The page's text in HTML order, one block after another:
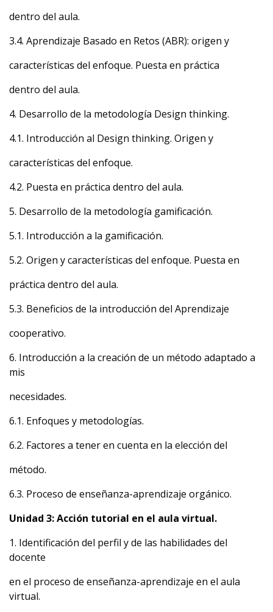
dentro del aula.
3.4. Aprendizaje Basado en Retos (ABR): origen y
características del enfoque. Puesta en práctica
dentro del aula.
4. Desarrollo de la metodología Design thinking.
4.1. Introducción al Design thinking. Origen y
características del enfoque.
4.2. Puesta en práctica dentro del aula.
5. Desarrollo de la metodología gamificación.
5.1. Introducción a la gamificación.
5.2. Origen y características del enfoque. Puesta en
práctica dentro del aula.
5.3. Beneficios de la introducción del Aprendizaje
cooperativo.
6. Introducción a la creación de un método adaptado a
mis
necesidades.
6.1. Enfoques y metodologías.
6.2. Factores a tener en cuenta en la elección del
método.
6.3. Proceso de enseñanza-aprendizaje orgánico.
Unidad 3: Acción tutorial en el aula virtual.
1. Identificación del perfil y de las habilidades del
docente
en el proceso de enseñanza-aprendizaje en el aula
virtual.